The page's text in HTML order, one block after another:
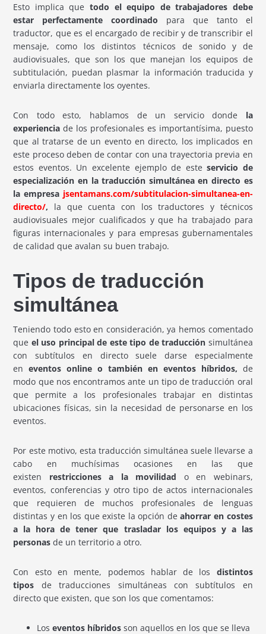
Esto implica que todo el equipo de trabajadores debe
estar perfectamente coordinado para que tanto el
traductor, que es el encargado de recibir y de transcribir el
mensaje, como los distintos técnicos de sonido y de
audiovisuales, que son los que manejan los equipos de
subtitulación, puedan plasmar la información traducida y
enviarla directamente los oyentes.
Con todo esto, hablamos de un servicio donde la
experiencia de los profesionales es importantísima, puesto
que al tratarse de un evento en directo, los implicados en
este proceso deben de contar con una trayectoria previa en
estos eventos. Un excelente ejemplo de este servicio de
especialización en la traducción simultánea en directo es
la empresa jsentamans.com/subtitulacion-simultanea-en-
directo/, la que cuenta con los traductores y técnicos
audiovisuales mejor cualificados y que ha trabajado para
figuras internacionales y para empresas gubernamentales
de calidad que avalan su buen trabajo.
Tipos de traducción
simultánea
Teniendo todo esto en consideración, ya hemos comentado
que el uso principal de este tipo de traducción simultánea
con subtítulos en directo suele darse especialmente
eneventos online o también en eventos híbridos, de
modo que nos encontramos ante un tipo de traducción oral
que permite a los profesionales trabajar en distintas
ubicaciones físicas, sin la necesidad de personarse en los
eventos.
Por este motivo, esta traducción simultánea suele llevarse a
cabo en muchísimas ocasiones en las que
existen restricciones a la movilidad o en webinars,
eventos, conferencias y otro tipo de actos internacionales
que requieren de muchos profesionales de lenguas
distintas y en los que existe la opción de ahorrar en costes
a la hora de tener que trasladar los equipos y a las
personasde un territorio a otro.
Con esto en mente, podemos hablar de los distintos
tipos de traducciones simultáneas con subtítulos en
directo que existen, que son los que comentamos:
Loseventos híbridos son aquellos en los que se lleva